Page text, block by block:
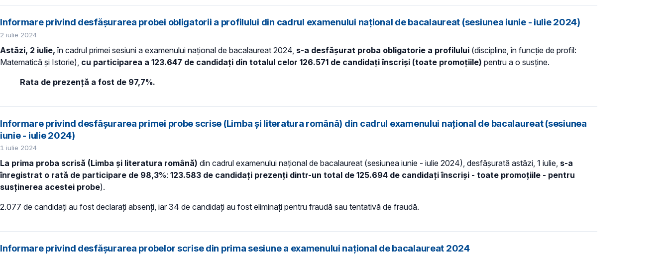
Informare privind desfășurarea probei obligatorii a profilului din cadrul examenului național de bacalaureat (sesiunea iunie - iulie 2024)
2 iulie 2024
Astăzi, 2 iulie,în cadrul primei sesiuni a examenului național de bacalaureat 2024, s-a desfășurat proba obligatorie a profilului (discipline, în funcție de profil:
Matematică și Istorie), cu participarea a 123.647 de candidați din totalul celor 126.571 de candidați înscriși (toate promoțiile) pentru a o susține.
Rata de prezență a fost de 97,7%.
Informare privind desfășurarea primei probe scrise (Limba și literatura română) din cadrul examenului național de bacalaureat (sesiunea
iunie - iulie 2024)
1 iulie 2024
La prima proba scrisă (Limba și literatura română) din cadrul examenului național de bacalaureat (sesiunea iunie - iulie 2024), desfășurată astăzi, 1 iulie, s-a
înregistrat o rată de participare de 98,3%: 123.583 de candidați prezenți dintr-un total de 125.694 de candidați înscriși - toate promoțiile - pentru
susținerea acestei probe).
2.077 de candidați au fost declarați absenți, iar 34 de candidați au fost eliminați pentru fraudă sau tentativă de fraudă.
Informare privind desfășurarea probelor scrise din prima sesiune a examenului naţional de bacalaureat 2024